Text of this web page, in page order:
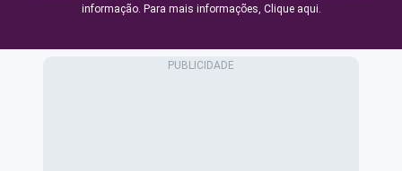
informação. Para mais informações, Clique aqui.